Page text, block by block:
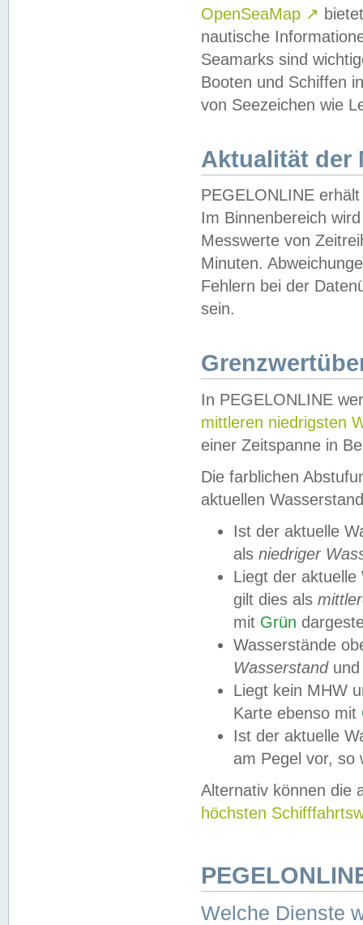
OpenSeaMap ↗
nautische
Seamarks sind
Booten und Schiffen
von Seezeichen wie
Aktualität der
PEGELONLINE
Im Binnenbereich
Messwerte von
Minuten.
Fehlern bei der
sein.
In PEGELONLINE
mittleren niedrigsten
einer Zeitspanne in
Die farblichen
aktuellen
Ist der aktuelle
als niedriger
Liegt der
gilt dies als
mit Grün
Wasserstände
Wasserstandund
Liegt kein MHW
Karte ebenso mit
Ist der aktuelle
am Pegel vor,
Alternativ können die
höchsten
Welche Dienste